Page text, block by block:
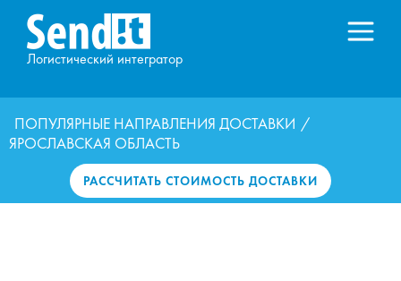
Логистический интегратор
ПОПУЛЯРНЫЕ НАПРАВЛЕНИЯ ДОСТАВКИ /
ЯРОСЛАВСКАЯ ОБЛАСТЬ
РАССЧИТАТЬ СТОИМОСТЬ ДОСТАВКИ